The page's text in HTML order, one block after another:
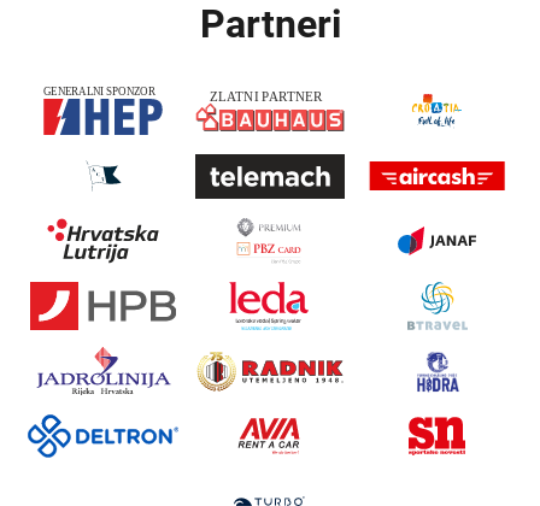
Partneri